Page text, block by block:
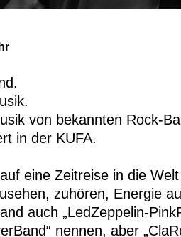
von bekannten Rock-
in der KUFA.
eine Zeitreise in die
zuhören, Energie
auch „LedZeppelin-
nennen, aber